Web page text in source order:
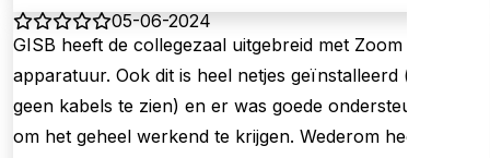
05-06-2024
GISB heeft de collegezaal uitgebreid met Zoom Room
apparatuur. Ook dit is heel netjes geïnstalleerd (vrijwel
geen kabels te zien) en er was goede ondersteuning
om het geheel werkend te krijgen. Wederom heel